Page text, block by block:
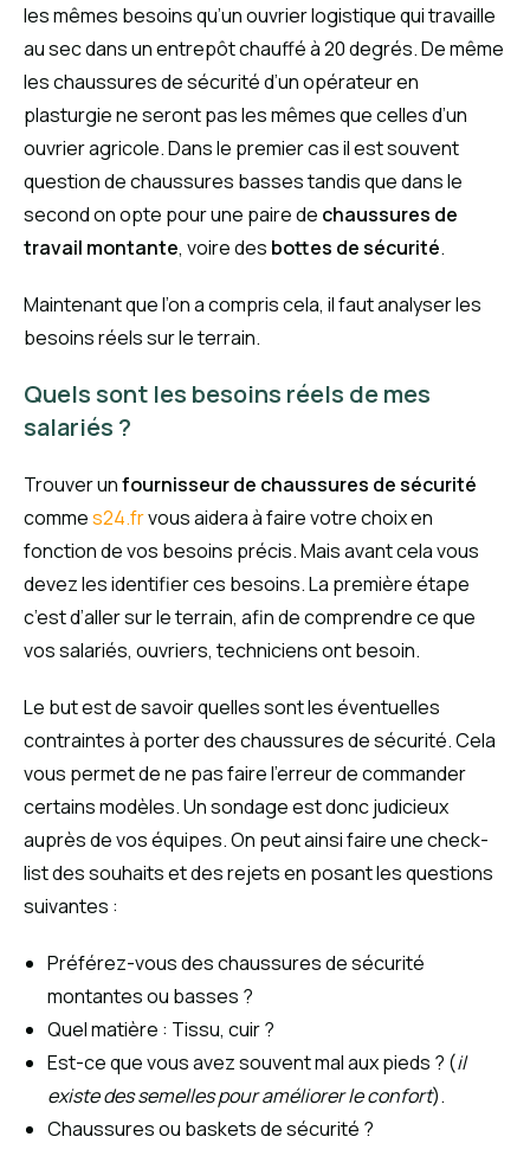
les mêmes besoins qu’un ouvrier logistique qui travaille
au sec dans un entrepôt chauffé à 20 degrés. De même
les chaussures de sécurité d’un opérateur en
plasturgie ne seront pas les mêmes que celles d’un
ouvrier agricole. Dans le premier cas il est souvent
question de chaussures basses tandis que dans le
second on opte pour une paire de chaussures de
travail montante, voire des bottes de sécurité.
Maintenant que l’on a compris cela, il faut analyser les
besoins réels sur le terrain.
Quels sont les besoins réels de mes
salariés ?
Trouver unfournisseur de chaussures de sécurité
commes24.frvous aidera à faire votre choix en
fonction de vos besoins précis. Mais avant cela vous
devez les identifier ces besoins. La première étape
c’est d’aller sur le terrain, afin de comprendre ce que
vos salariés, ouvriers, techniciens ont besoin.
Le but est de savoir quelles sont les éventuelles
contraintes à porter des chaussures de sécurité. Cela
vous permet de ne pas faire l’erreur de commander
certains modèles. Un sondage est donc judicieux
auprès de vos équipes. On peut ainsi faire une check-
list des souhaits et des rejets en posant les questions
suivantes :
Préférez-vous des chaussures de sécurité
montantes ou basses ?
Quel matière : Tissu, cuir ?
Est-ce que vous avez souvent mal aux pieds ? (il
existe des semelles pour améliorer le confort).
Chaussures ou baskets de sécurité ?